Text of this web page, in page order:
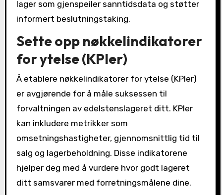
lager som gjenspeiler sanntidsdata og støtter
informert beslutningstaking.
Sette opp nøkkelindikatorer
for ytelse (KPIer)
Å etablere nøkkelindikatorer for ytelse (KPIer)
er avgjørende for å måle suksessen til
forvaltningen av edelstenslageret ditt. KPIer
kan inkludere metrikker som
omsetningshastigheter, gjennomsnittlig tid til
salg og lagerbeholdning. Disse indikatorene
hjelper deg med å vurdere hvor godt lageret
ditt samsvarer med forretningsmålene dine.